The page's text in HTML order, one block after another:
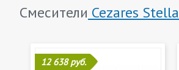
Смесители Cezares Stella
12 638 руб.